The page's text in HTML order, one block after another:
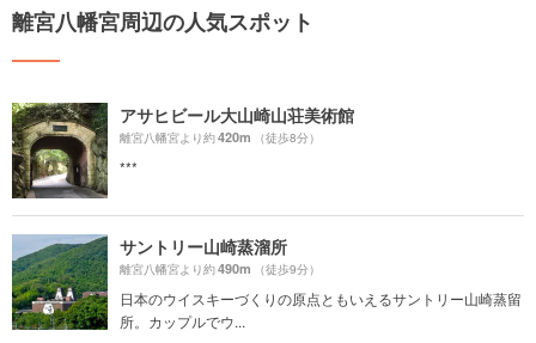
離宮八幡宮周辺の人気スポット
アサヒビール大山崎山荘美術館
離宮八幡宮より約420m （徒歩8分）
***
サントリー山崎蒸溜所
離宮八幡宮より約490m （徒歩9分）
日本のウイスキーづくりの原点ともいえるサントリー山崎蒸留
所。カップルでウ...